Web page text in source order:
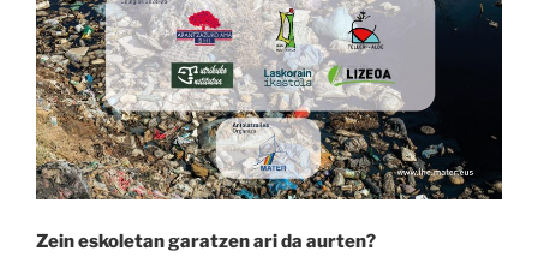
Zein eskoletan garatzen ari da aurten?